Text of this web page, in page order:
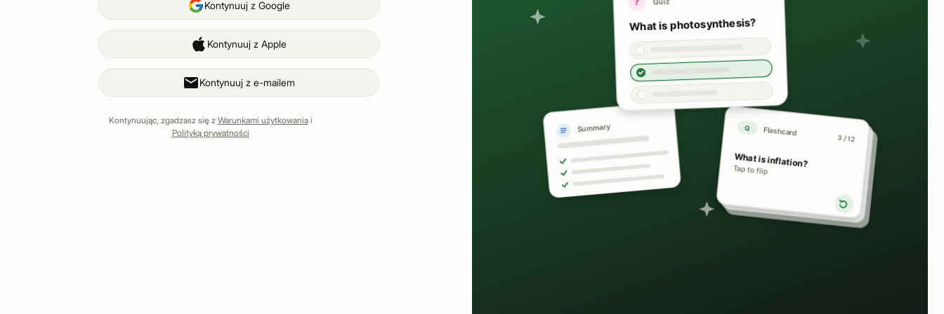
Kontynuuj z Google
Kontynuuj z Apple
Kontynuuj z e-mailem
Kontynuując, zgadzasz się z Warunkami użytkowania i
Polityką prywatności